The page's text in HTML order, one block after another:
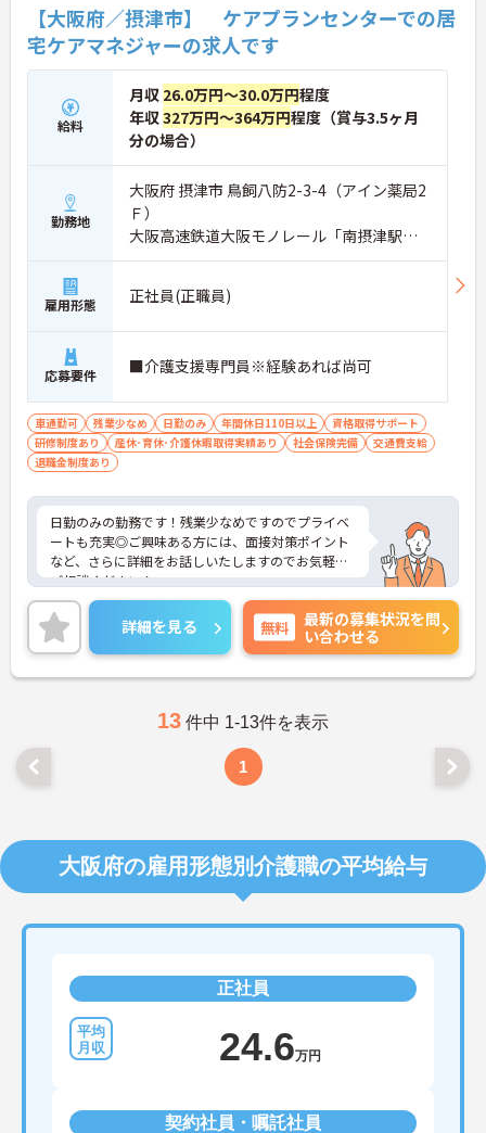
【大阪府／摂津市】 ケアプランセンターでの居
宅ケアマネジャーの求人です
給料
月収 26.0万円～30.0万円程度
年収327万円～364万円程度（賞与3.5ヶ月
分の場合）
勤務地
大阪府 摂津市 鳥飼八防2-3-4（アイン薬局2
Ｆ）
大阪高速鉄道大阪モノレール「南摂津駅」
バス・車6分
雇用形態 正社員(正職員)
応募要件 ■介護支援専門員※経験あれば尚可
車通勤可 残業少なめ 日勤のみ 年間休日110日以上
資格取得サポート
研修制度あり
産休･育休･介護休暇取得実績あり 社会保険完備
交通費支給
退職金制度あり
日勤のみの勤務です！残業少なめですのでプライベ
ートも充実◎ご興味ある方には、面接対策ポイント
など、さらに詳細をお話しいたしますのでお気軽に
ご相談ください！
詳細を見る 無料
最新の募集状況を問
い合わせる
13 件中 1-13件を表示
1
大阪府の雇用形態別介護職の平均給与
正社員
24.6万円
契約社員・嘱託社員